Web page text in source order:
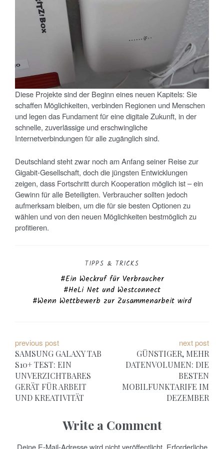
Diese Projekte sind der Beginn eines neuen Kapitels: Sie
schaffen Möglichkeiten, verbinden Regionen und Menschen
und legen das Fundament für eine digitale Zukunft, in der
schnelle, zuverlässige und erschwingliche
Internetverbindungen für alle zugänglich sind.
Deutschland steht zwar noch am Anfang seiner Reise zur
Gigabit-Gesellschaft, doch die jüngsten Entwicklungen
zeigen, dass Fortschritt durch Kooperation möglich ist – ein
Gewinn für alle Beteiligten. Verbraucher sollten jedoch
aufmerksam bleiben, um die für sie besten Optionen zu
wählen und von den neuen Möglichkeiten bestmöglich zu
profitieren.
TIPPS & TRICKS
Ein Weckruf für Verbraucher
HeLi Net und Westconnect
Wenn Wettbewerb zur Zusammenarbeit wird
B
e
i
t
a
previous post
SAMSUNG GALAXY TAB
S10+ TEST: EIN
UNVERZICHTBARES
GERÄT FÜR ARBEIT
UND KREATIVITÄT
next post
GÜNSTIGER, MEHR
DATENVOLUMEN: DIE
BESTEN
MOBILFUNKTARIFE IM
DEZEMBER
Write a Comment
Deine E-Mail-Adresse wird nicht veröffentlicht. Erforderliche